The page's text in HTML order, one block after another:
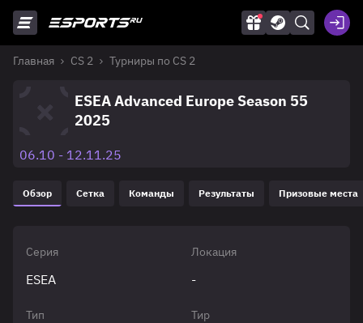
Главная CS 2 Турниры по CS 2
ESEA Advanced Europe Season 55
2025
06.10 - 12.11.25
Обзор Сетка Команды Результаты Призовые места
Серия
ESEA
Локация
-
Тип Тир